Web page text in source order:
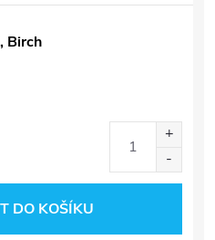
Birch
DO KOŠÍKU